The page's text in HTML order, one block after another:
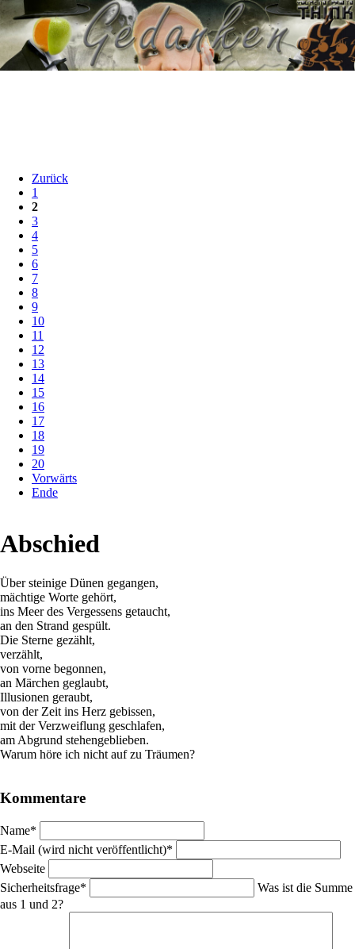
Zurück
1
2
3
4
5
6
7
8
9
10
11
12
13
14
15
16
17
18
19
20
Vorwärts
Ende
Abschied
Über steinige Dünen gegangen,
mächtige Worte gehört,
ins Meer des Vergessens getaucht,
an den Strand gespült.
Die Sterne gezählt,
verzählt,
von vorne begonnen,
an Märchen geglaubt,
Illusionen geraubt,
von der Zeit ins Herz gebissen,
mit der Verzweiflung geschlafen,
am Abgrund stehengeblieben.
Warum höre ich nicht auf zu Träumen?
Kommentare
Pflichtfeld
Name*
Pflichtfeld
E-Mail (wird nicht veröffentlicht)*
Webseite
Pflichtfeld
Sicherheitsfrage*
Was ist die Summe
aus 1 und 2?